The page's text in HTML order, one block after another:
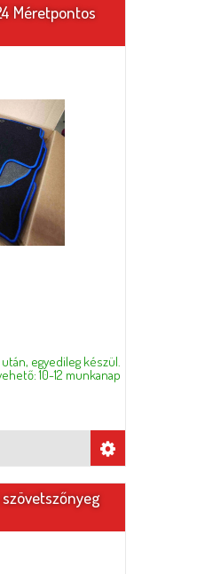
Méretpontos
egyedileg készül.
10-12 munkanap